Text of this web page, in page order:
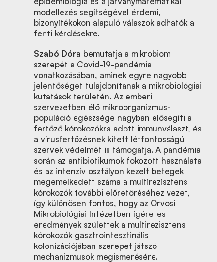
modellezés segítségével érdemi,
bizonyítékokon alapuló válaszok adhatók a
fenti kérdésekre.
Szabó Dóra bemutatja a mikrobiom
szerepét a Covid-19-pandémia
vonatkozásában, aminek egyre nagyobb
jelentőséget tulajdonítanak a mikrobiológiai
kutatások területén. Az emberi
szervezetben élő mikroorganizmus-
populáció egészsége nagyban elősegíti a
fertőző kórokozókra adott immunválaszt, és
a vírusfertőzésnek kitett létfontosságú
szervek védelmét is támogatja. A pandémia
során az antibiotikumok fokozott használata
és az intenzív osztályon kezelt betegek
megemelkedett száma a multirezisztens
kórokozók további előretöréséhez vezet,
így különösen fontos, hogy az Orvosi
Mikrobiológiai Intézetben ígéretes
eredmények születtek a multirezisztens
kórokozók gasztrointesztinális
kolonizációjában szerepet játszó
mechanizmusok megismerésére.